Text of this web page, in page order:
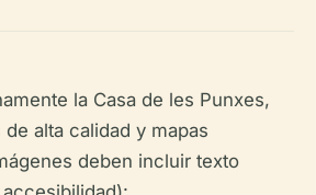
la Casa de les Punxes,
alta calidad y mapas
deben incluir texto